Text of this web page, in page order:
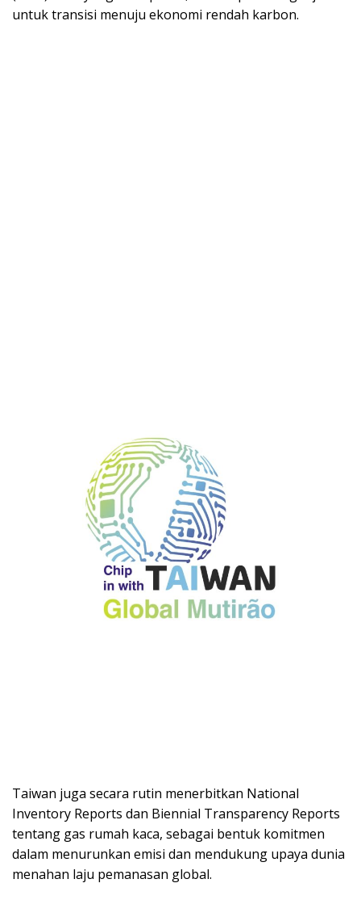
untuk transisi menuju ekonomi rendah karbon.
Taiwan juga secara rutin menerbitkan National
Inventory Reports dan Biennial Transparency Reports
tentang gas rumah kaca, sebagai bentuk komitmen
dalam menurunkan emisi dan mendukung upaya dunia
menahan laju pemanasan global.